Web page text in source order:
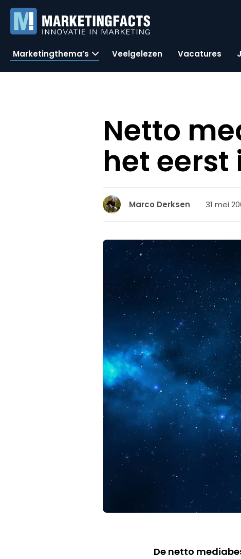
Marketingthema’s Veelgelezen Vacatures
Netto
het eerst
Marco Derksen 31 mei
De netto